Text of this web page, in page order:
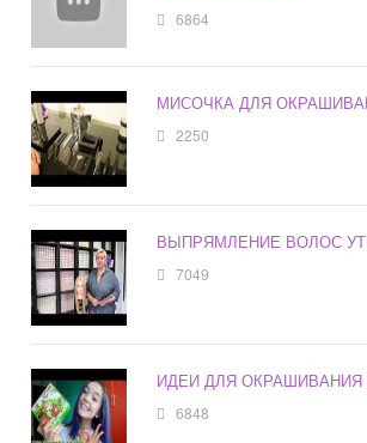
6864
МИСОЧКА ДЛЯ
2250
ВЫПРЯМЛЕНИЕ ВОЛОС
7049
ИДЕИ ДЛЯ
6848